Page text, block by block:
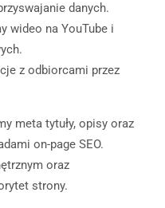
danych.
wideo na YouTube i
z odbiorcami przez
meta tytuły, opisy oraz
on-page SEO.
oraz
strony.